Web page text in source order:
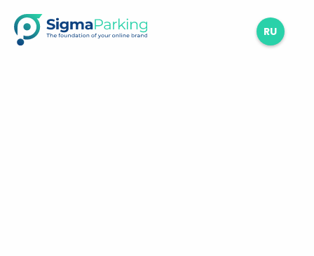
RU